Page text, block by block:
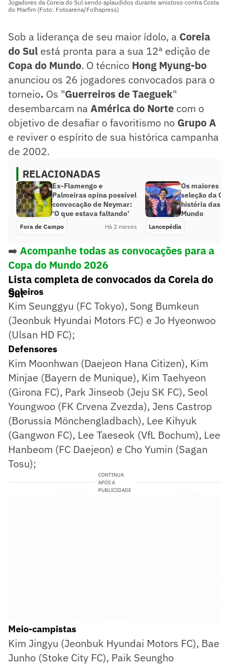
Jogadores da Coreia do Sul sendo aplaudidos durante amistoso contra Costa
do Marfim (Foto: Fotoarena/Folhapress)
Sob a liderança de seu maior ídolo, a Coreia
do Sul está pronta para a sua 12ª edição de
Copa do Mundo. O técnico Hong Myung-bo
anunciou os 26 jogadores convocados para o
torneio. Os "Guerreiros de Taeguek"
desembarcam na América do Norte com o
objetivo de desafiar o favoritismo no Grupo A
e reviver o espírito de sua histórica campanha
de 2002.
RELACIONADAS
Ex-Flamengo e
Palmeiras opina possível
convocação de Neymar:
‘O que estava faltando’
Fora de Campo Há 2 meses
Os maiores
seleção da
história das
Mundo
Lancepédia
➡️ Acompanhe todas as convocações para a
Copa do Mundo 2026
Lista completa de convocados da Coreia do
Sul
Goleiros
Kim Seunggyu (FC Tokyo), Song Bumkeun
(Jeonbuk Hyundai Motors FC) e Jo Hyeonwoo
(Ulsan HD FC);
Defensores
Kim Moonhwan (Daejeon Hana Citizen), Kim
Minjae (Bayern de Munique), Kim Taehyeon
(Girona FC), Park Jinseob (Jeju SK FC), Seol
Youngwoo (FK Crvena Zvezda), Jens Castrop
(Borussia Mönchengladbach), Lee Kihyuk
(Gangwon FC), Lee Taeseok (VfL Bochum), Lee
Hanbeom (FC Daejeon) e Cho Yumin (Sagan
Tosu);
CONTINUA
APÓS A
PUBLICIDADE
Meio-campistas
Kim Jingyu (Jeonbuk Hyundai Motors FC), Bae
Junho (Stoke City FC), Paik Seungho